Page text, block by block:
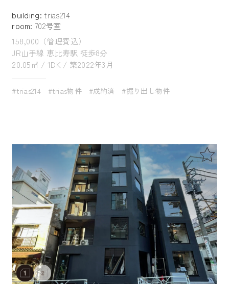
building: trias214
room: 702号室
158,000（管理費込）
JR山手線 恵比寿駅 徒歩8分
20.05㎡ / 1DK / 築2022年3月
#trias214 #trias物件 #成約済 #掘り出し物件